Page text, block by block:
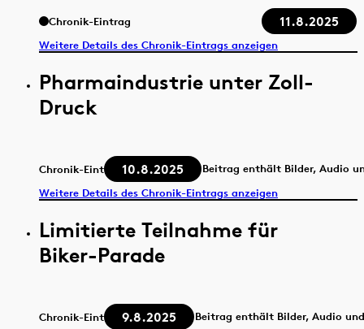
Chronik-Eintrag 11.8.2025
Weitere Details des Chronik-Eintrags anzeigen
Pharmaindustrie unter Zoll-
Druck
Chronik-Eintrag 10.8.2025
Beitrag enthält Bilder, Audio
Weitere Details des Chronik-Eintrags anzeigen
Limitierte Teilnahme für
Biker-Parade
Chronik-Eintrag 9.8.2025
Beitrag enthält Bilder, Audio